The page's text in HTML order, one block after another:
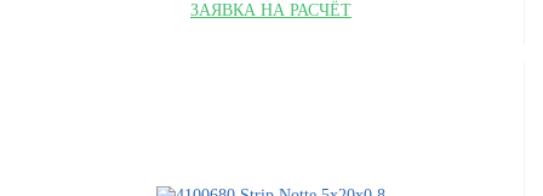
ЗАЯВКА НА РАСЧЁТ